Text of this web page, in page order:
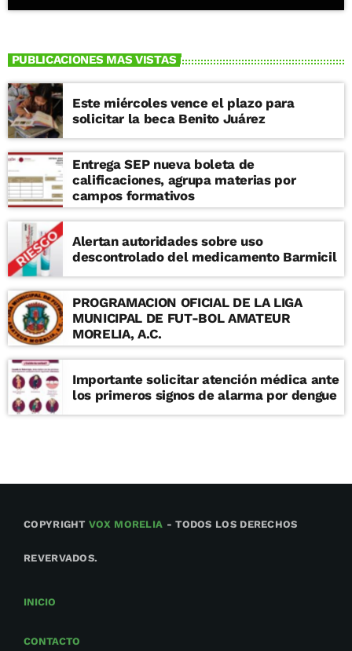
PUBLICACIONES MAS VISTAS
Este miércoles vence el plazo para
solicitar la beca Benito Juárez
Entrega SEP nueva boleta de
calificaciones, agrupa materias por
campos formativos
Alertan autoridades sobre uso
descontrolado del medicamento Barmicil
PROGRAMACION OFICIAL DE LA LIGA
MUNICIPAL DE FUT-BOL AMATEUR
MORELIA, A.C.
Importante solicitar atención médica ante
los primeros signos de alarma por dengue
COPYRIGHTVOX MORELIA - TODOS LOS DERECHOS
REVERVADOS.
INICIO
CONTACTO